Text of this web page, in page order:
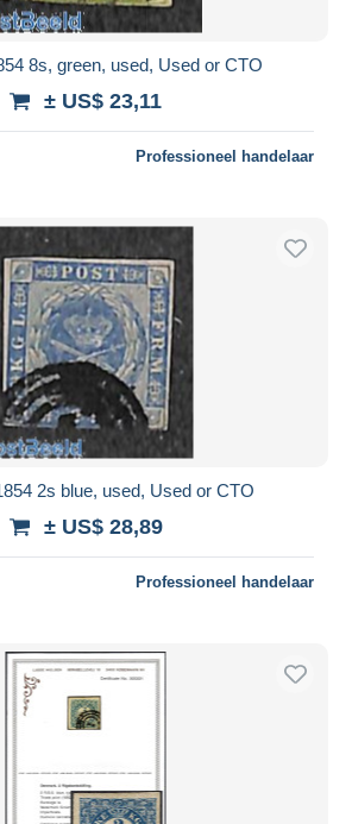
8s, green, used, Used or CTO
± US$ 23,11
Professioneel handelaar
2s blue, used, Used or CTO
± US$ 28,89
Professioneel handelaar